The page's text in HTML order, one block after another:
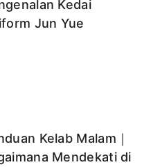
Kedai
Jun Yue
Kelab Malam｜
Mendekati di